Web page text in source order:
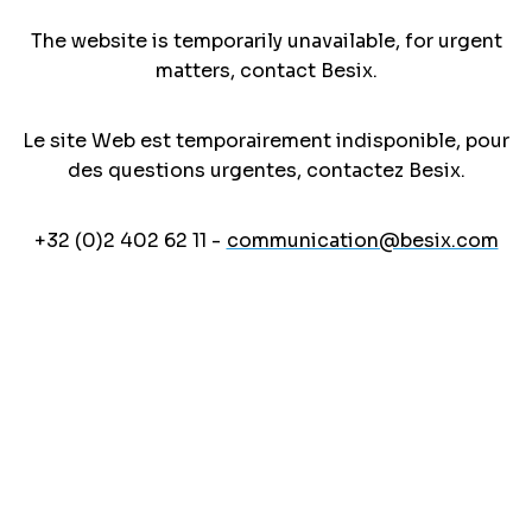
The website is temporarily unavailable, for urgent
matters, contact Besix.
Le site Web est temporairement indisponible, pour
des questions urgentes, contactez Besix.
+32 (0)2 402 62 11 - communication@besix.com